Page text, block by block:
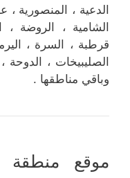
الدعية ، المنصورية ،
الشامية ، الروضة ،
قرطبة ، السرة ،
الصليبيخات ، الدوحة
وباقي مناطقها .
موقع